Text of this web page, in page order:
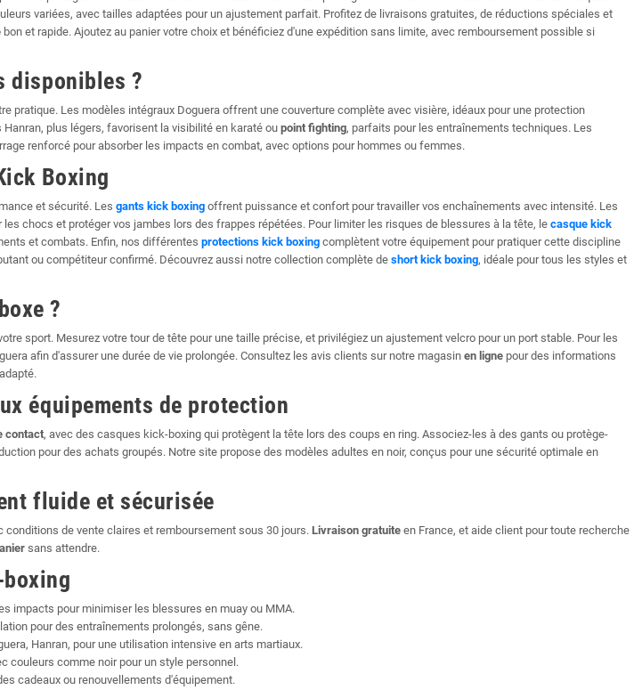
variées, avec tailles adaptées pour un ajustement parfait. Profitez de livraisons gratuites, de réductions spéciales et
bon et rapide. Ajoutez au panier votre choix et bénéficiez d'une expédition sans limite, avec remboursement possible si
disponibles ?
pratique. Les modèles intégraux Doguera offrent une couverture complète avec visière, idéaux pour une protection
plus légers, favorisent la visibilité en karaté ou point fighting, parfaits pour les entraînements techniques. Les
renforcé pour absorber les impacts en combat, avec options pour hommes ou femmes.
Boxing
et sécurité. Les gants kick boxingoffrent puissance et confort pour travailler vos enchaînements avec intensité. Les
chocs et protéger vos jambes lors des frappes répétées. Pour limiter les risques de blessures à la tête, le casque kick
et combats. Enfin, nos différentes protections kick boxingcomplètent votre équipement pour pratiquer cette discipline
ou compétiteur confirmé. Découvrez aussi notre collection complète de short kick boxing, idéale pour tous les styles et
?
sport. Mesurez votre tour de tête pour une taille précise, et privilégiez un ajustement velcro pour un port stable. Pour les
afin d'assurer une durée de vie prolongée. Consultez les avis clients sur notre magasin en lignepour des informations
équipements de protection
contact, avec des casques kick-boxing qui protègent la tête lors des coups en ring. Associez-les à des gants ou protège-
pour des achats groupés. Notre site propose des modèles adultes en noir, conçus pour une sécurité optimale en
fluide et sécurisée
de vente claires et remboursement sous 30 jours.Livraison gratuiteen France, et aide client pour toute recherche
sans attendre.
impacts pour minimiser les blessures en muay ou MMA.
pour des entraînements prolongés, sans gêne.
Hanran, pour une utilisation intensive en arts martiaux.
couleurs comme noir pour un style personnel.
cadeaux ou renouvellements d'équipement.